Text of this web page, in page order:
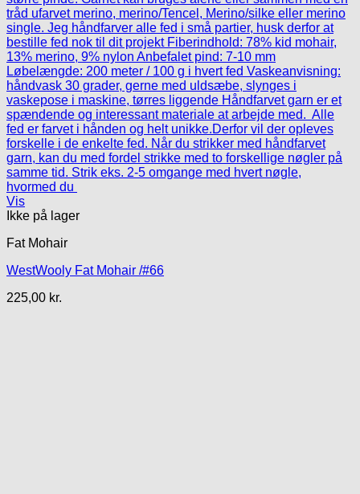
Vis
Ikke på lager
Fat Mohair
WestWooly Fat Mohair /#66
225,00 kr.